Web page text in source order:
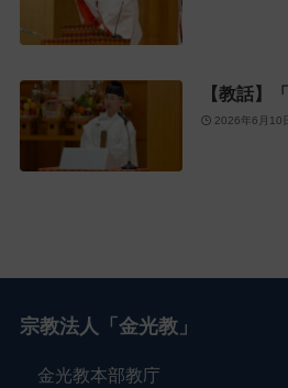
【教話】
2026年6月10
宗教法人「金光教」
金光教本部教庁